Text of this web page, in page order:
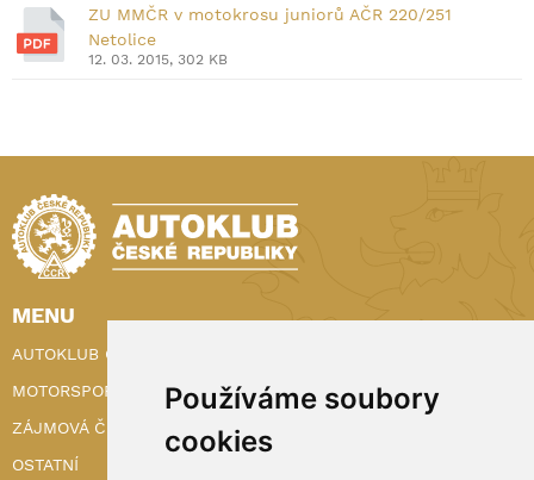
Používáme soubory
cookies
ZU MMČR v motokrosu juniorů AČR 220/251
Netolice
12. 03. 2015, 302 KB
MENU
AUTOKLUB ČR
MOTORSPORT
ZÁJMOVÁ ČINNOST
OSTATNÍ